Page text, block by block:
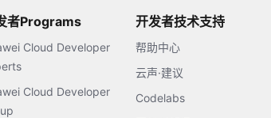
者Programs
Cloud Developer
Cloud Developer
开发者技术支持
帮助中心
云声·建议
Codelabs